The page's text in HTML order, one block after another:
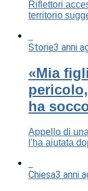
Riflettori
territorio
Storie3 anni
«Mia
ha
Appello di
l'ha aiutata
Chiesa3 anni